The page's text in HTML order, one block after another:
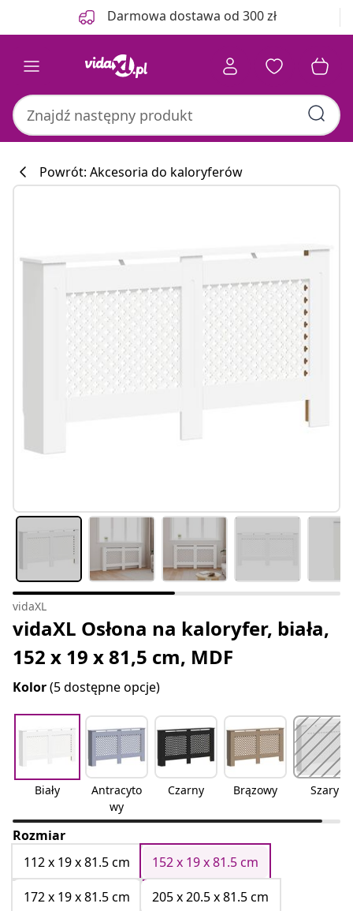
Darmowa dostawa od 300 zł
Powrót: Akcesoria do kaloryferów
vidaXL
vidaXL Osłona na kaloryfer, biała,
152 x 19 x 81,5 cm, MDF
Kolor(5 dostępne opcje)
Biały
Antracyto
wy
Czarny Brązowy Szary
Rozmiar
112 x 19 x 81.5 cm
152 x 19 x 81.5 cm
172 x 19 x 81.5 cm
205 x 20.5 x 81.5 cm